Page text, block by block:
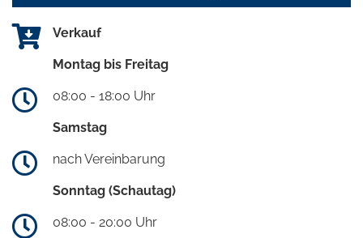
Verkauf
Montag bis Freitag
08:00 - 18:00 Uhr
Samstag
nach Vereinbarung
Sonntag (Schautag)
08:00 - 20:00 Uhr